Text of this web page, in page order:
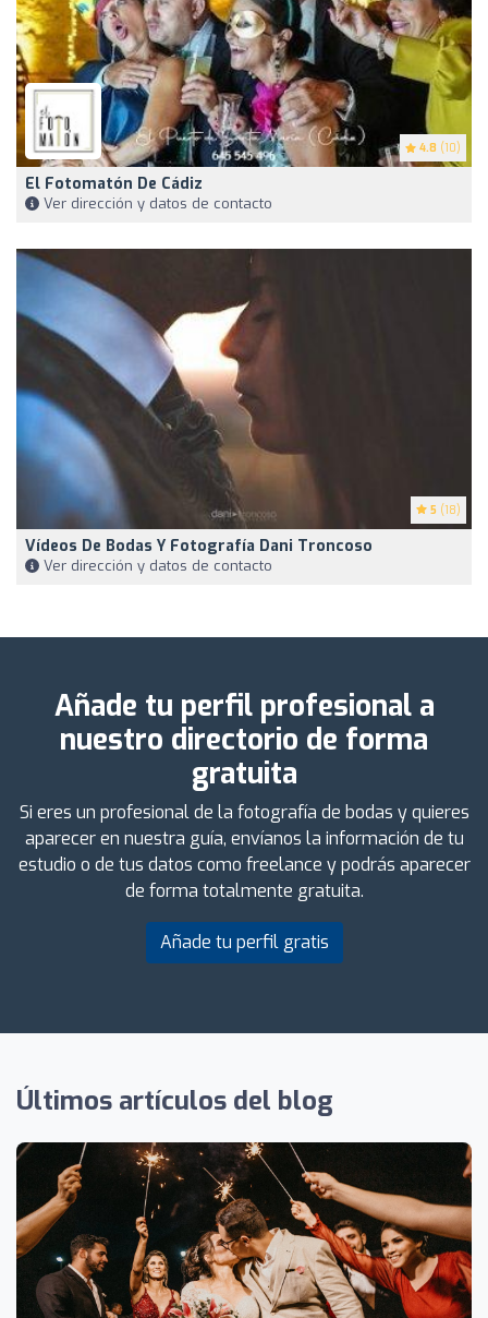
4.8 (10)
El Fotomatón De Cádiz
Ver dirección y datos de contacto
5 (18)
Vídeos De Bodas Y Fotografía Dani Troncoso
Ver dirección y datos de contacto
Añade tu perfil profesional a
nuestro directorio de forma
gratuita
Si eres un profesional de la fotografía de bodas y quieres
aparecer en nuestra guía, envíanos la información de tu
estudio o de tus datos como freelance y podrás aparecer
de forma totalmente gratuita.
Añade tu perfil gratis
Últimos artículos del blog